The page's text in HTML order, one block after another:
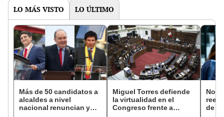
LO MÁS VISTO LO ÚLTIMO
Más de 50 candidatos a
alcaldes a nivel
nacional renuncian y
Miguel Torres defiende
la virtualidad en el
Congreso frente a
de